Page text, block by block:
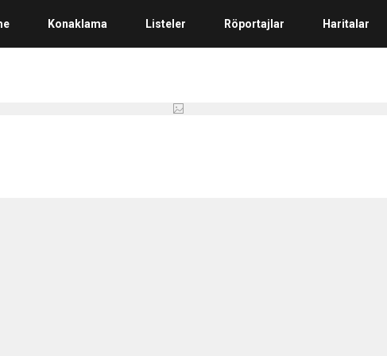
Konaklama Listeler Röportajlar Haritalar